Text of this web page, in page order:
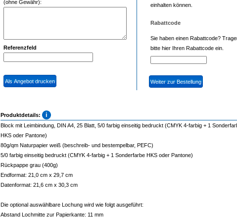
(ohne Gewähr):
Referenzfeld
einhalten können.
Rabattcode
Sie haben einen Rabattcode?
bitte hier Ihren Rabattcode ein.
Produktdetails:
Block mit Leimbindung, DIN A4, 25 Blatt, 5/0 farbig einseitig bedruckt (CMYK 4-farbig + 1
HKS oder Pantone)
80g/qm Naturpapier weiß (beschreib- und bestempelbar, PEFC)
5/0 farbig einseitig bedruckt (CMYK 4-farbig + 1 Sonderfarbe HKS oder Pantone)
Rückpappe grau (400g)
Endformat: 21,0 cm x 29,7 cm
Datenformat: 21,6 cm x 30,3 cm
Die optional auswählbare Lochung wird wie folgt ausgeführt:
Abstand Lochmitte zur Papierkante: 11 mm